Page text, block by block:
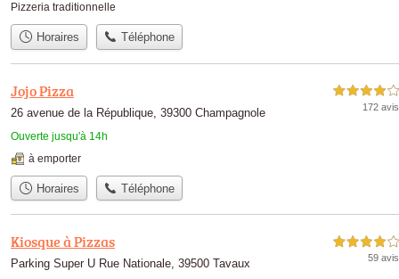
Pizzeria traditionnelle
Horaires Téléphone
Jojo Pizza
26 avenue de la République, 39300 Champagnole
Ouverte jusqu'à 14h
4,0 étoiles sur 5
172 avis
à emporter
Horaires Téléphone
Kiosque à Pizzas
Parking Super U Rue Nationale, 39500 Tavaux
4,0 étoiles sur 5
59 avis